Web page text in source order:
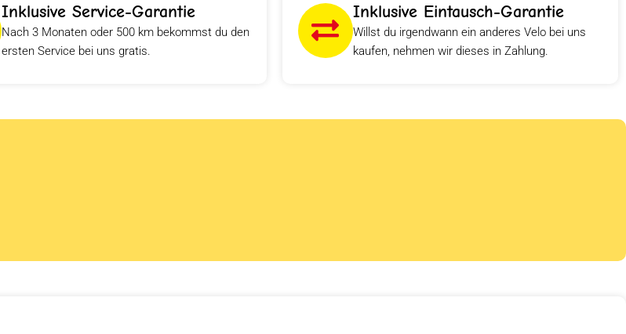
Inklusive Service-Garantie
Nach 3 Monaten oder 500 km bekommst du den
ersten Service bei uns gratis.
Inklusive Eintausch-Garantie
Willst du irgendwann ein anderes Velo bei uns
kaufen, nehmen wir dieses in Zahlung.